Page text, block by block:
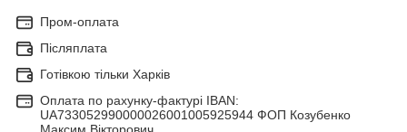
Пром-оплата
Післяплата
Готівкою тільки Харків
Оплата по рахунку-фактурі IBAN:
UA733052990000026001005925944 ФОП Козубенко
Максим Вікторович